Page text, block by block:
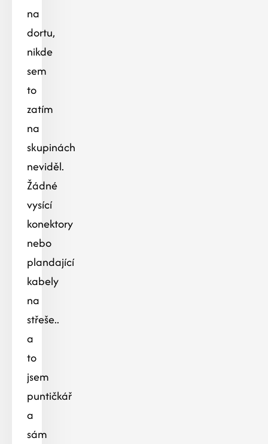
na
dortu,
nikde
sem
to
zatím
na
skupinách
neviděl.
Žádné
vysící
konektory
nebo
plandající
kabely
na
střeše..
a
to
jsem
puntičkář
a
sám